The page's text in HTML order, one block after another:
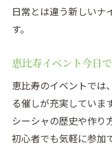
日常とは違う新しいナ
す。
恵比寿イベント今日
恵比寿のイベントでは
る催しが充実していま
シーシャの歴史や作り
初心者でも気軽に参加